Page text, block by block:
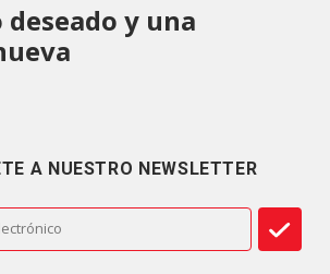
y una
A NUESTRO NEWSLETTER